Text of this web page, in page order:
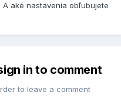
aké nastavenia obľubujete
in to comment
to leave a comment